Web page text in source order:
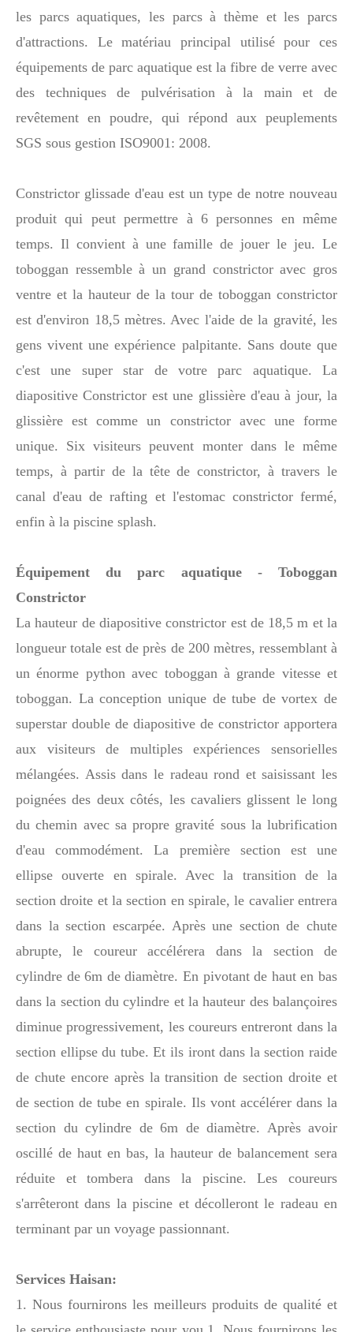
les parcs aquatiques, les parcs à thème et les parcs
d'attractions. Le matériau principal utilisé pour ces
équipements de parc aquatique est la fibre de verre avec
des techniques de pulvérisation à la main et de
revêtement en poudre, qui répond aux peuplements
SGS sous gestion ISO9001: 2008.
Constrictor glissade d'eau est un type de notre nouveau
produit qui peut permettre à 6 personnes en même
temps. Il convient à une famille de jouer le jeu. Le
toboggan ressemble à un grand constrictor avec gros
ventre et la hauteur de la tour de toboggan constrictor
est d'environ 18,5 mètres. Avec l'aide de la gravité, les
gens vivent une expérience palpitante. Sans doute que
c'est une super star de votre parc aquatique. La
diapositive Constrictor est une glissière d'eau à jour, la
glissière est comme un constrictor avec une forme
unique. Six visiteurs peuvent monter dans le même
temps, à partir de la tête de constrictor, à travers le
canal d'eau de rafting et l'estomac constrictor fermé,
enfin à la piscine splash.
Équipement du parc aquatique - Toboggan
Constrictor
La hauteur de diapositive constrictor est de 18,5 m et la
longueur totale est de près de 200 mètres, ressemblant à
un énorme python avec toboggan à grande vitesse et
toboggan. La conception unique de tube de vortex de
superstar double de diapositive de constrictor apportera
aux visiteurs de multiples expériences sensorielles
mélangées. Assis dans le radeau rond et saisissant les
poignées des deux côtés, les cavaliers glissent le long
du chemin avec sa propre gravité sous la lubrification
d'eau commodément. La première section est une
ellipse ouverte en spirale. Avec la transition de la
section droite et la section en spirale, le cavalier entrera
dans la section escarpée. Après une section de chute
abrupte, le coureur accélérera dans la section de
cylindre de 6m de diamètre. En pivotant de haut en bas
dans la section du cylindre et la hauteur des balançoires
diminue progressivement, les coureurs entreront dans la
section ellipse du tube. Et ils iront dans la section raide
de chute encore après la transition de section droite et
de section de tube en spirale. Ils vont accélérer dans la
section du cylindre de 6m de diamètre. Après avoir
oscillé de haut en bas, la hauteur de balancement sera
réduite et tombera dans la piscine. Les coureurs
s'arrêteront dans la piscine et décolleront le radeau en
terminant par un voyage passionnant.
Services Haisan:
1. Nous fournirons les meilleurs produits de qualité et